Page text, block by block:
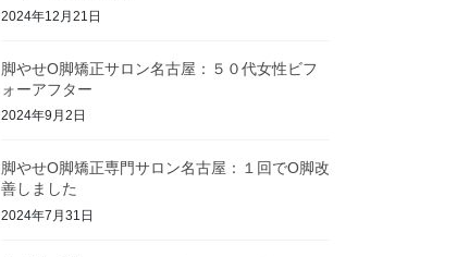
2024年12月21日
脚やせO脚矯正サロン名古屋：５０代女性ビフ
ォーアフター
2024年9月2日
脚やせO脚矯正専門サロン名古屋：１回でO脚改
善しました
2024年7月31日